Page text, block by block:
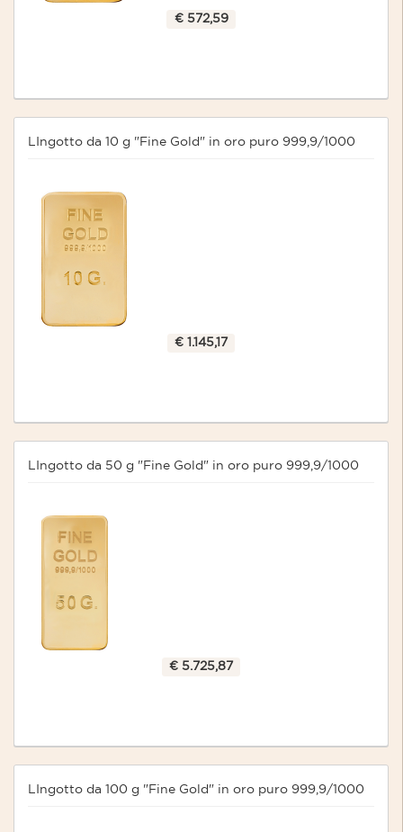
€ 572,59
LIngotto da 10 g "Fine Gold" in oro puro 999,9/1000
€ 1.145,17
LIngotto da 50 g "Fine Gold" in oro puro 999,9/1000
€ 5.725,87
LIngotto da 100 g "Fine Gold" in oro puro 999,9/1000